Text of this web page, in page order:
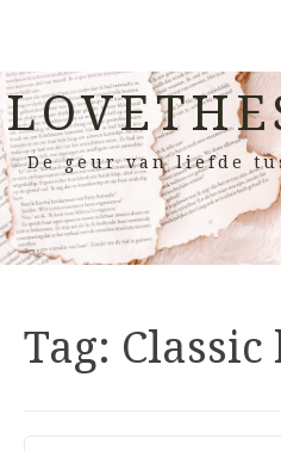
De geur van liefde
Tag: Classic